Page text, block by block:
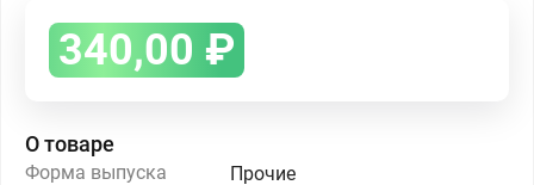
340,00 ₽
О товаре
Форма выпуска
Прочие